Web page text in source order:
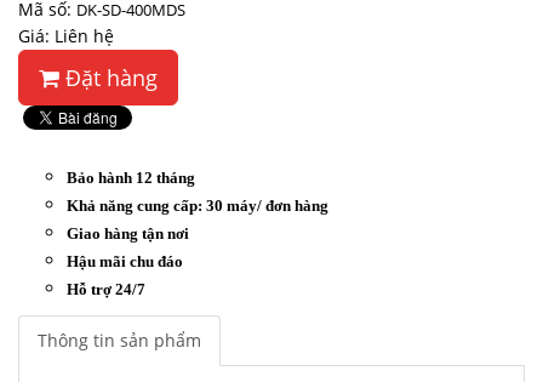
Mã số: DK-SD-400MDS
Giá: Liên hệ
Đặt hàng
Bảo hành 12 tháng
Khả năng cung cấp: 30 máy/ đơn hàng
Giao hàng tận nơi
Hậu mãi chu đáo
Hỗ trợ 24/7
Thông tin sản phẩm